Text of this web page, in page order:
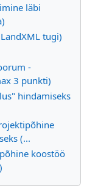
läbi
tugi)
-
3 punkti)
hindamiseks
(...
koostöö